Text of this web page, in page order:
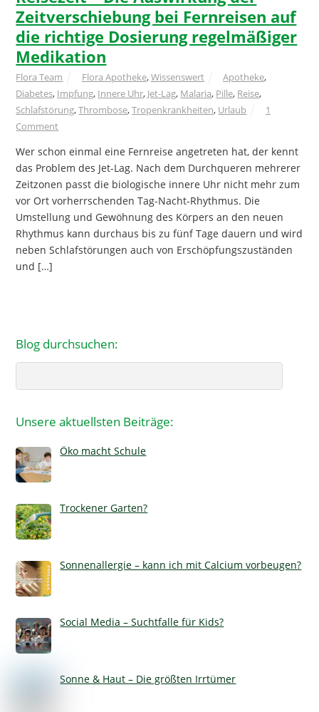
Zeitverschiebung bei Fernreisen auf
die richtige Dosierung regelmäßiger
Medikation
Flora Team Flora Apotheke,Wissenswert Apotheke,
Diabetes, Impfung, Innere Uhr, Jet-Lag, Malaria, Pille, Reise,
Schlafstörung,Thrombose,Tropenkrankheiten, Urlaub
1
Comment
Wer schon einmal eine Fernreise angetreten hat, der kennt
das Problem des Jet-Lag. Nach dem Durchqueren mehrerer
Zeitzonen passt die biologische innere Uhr nicht mehr zum
vor Ort vorherrschenden Tag-Nacht-Rhythmus. Die
Umstellung und Gewöhnung des Körpers an den neuen
Rhythmus kann durchaus bis zu fünf Tage dauern und wird
neben Schlafstörungen auch von Erschöpfungszuständen
und […]
Blog durchsuchen:
Unsere aktuellsten Beiträge:
Öko macht Schule
Trockener Garten?
Sonnenallergie – kann ich mit Calcium vorbeugen?
Social Media – Suchtfalle für Kids?
Sonne & Haut – Die größten Irrtümer